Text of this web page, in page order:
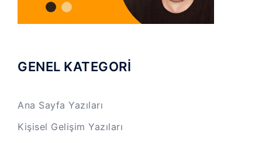
GENEL KATEGORİ
Ana Sayfa Yazıları
Kişisel Gelişim Yazıları